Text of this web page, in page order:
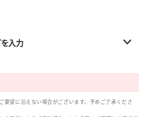
入力
要望に沿えない場合がございます。予めご了承くださ